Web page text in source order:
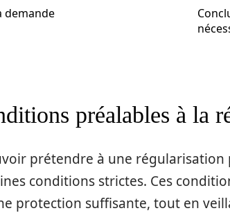
demande
préalables à la
prétendre à une
conditions strictes. Ces
protection suffisante, tout en